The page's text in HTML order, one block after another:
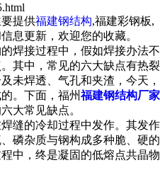
提供福建钢结构,福建彩钢板,
息更新，欢迎您的收藏。
焊接过程中，假如焊接办法不
其中，常见的六大缺点有热裂
未焊透、气孔和夹渣，今天，
。下面，福州福建钢结构厂家
大常见缺点。
缝的冷却过程中发作。其发作
磷杂质与钢构成多种脆、硬的
中，终是凝固的低熔点共晶物